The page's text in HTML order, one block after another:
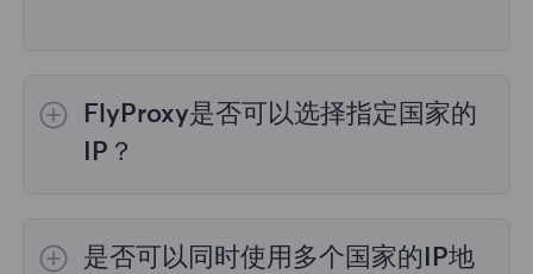
FlyProxy是否可以选择指定国家的
IP？
的代理选择； 静态住宅代理提供36个国家的代
是否可以同时使用多个国家的IP地